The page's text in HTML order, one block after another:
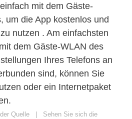
mit dem Gäste-
um die App kostenlos und
nutzen . Am einfachsten
dem Gäste-WLAN des
Ihres Telefons an
sind, können Sie
oder ein Internetpaket
Quelle | Sehen Sie sich die